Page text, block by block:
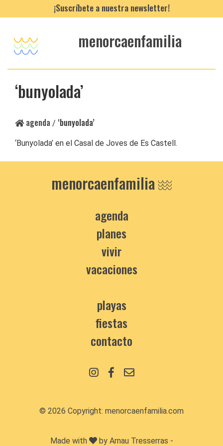
¡Suscríbete a nuestra newsletter!
menorcaenfamilia
‘bunyolada’
agenda / ‘bunyolada’
‘Bunyolada’ en el Casal de Joves de Es Castell.
menorcaenfamilia
agenda
planes
vivir
vacaciones
playas
fiestas
contacto
© 2026 Copyright: menorcaenfamilia.com
Made with by Arnau Tresserras -